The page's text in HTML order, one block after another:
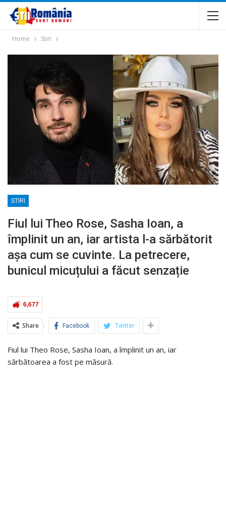
Home Stiri
STIRI
Fiul lui Theo Rose, Sasha Ioan, a
împlinit un an, iar artista l-a sărbătorit
așa cum se cuvinte. La petrecere,
bunicul micuțului a făcut senzație
6,677
Share Facebook Twitter
Fiul lui Theo Rose, Sasha Ioan, a împlinit un an, iar
sărbătoarea a fost pe măsură.